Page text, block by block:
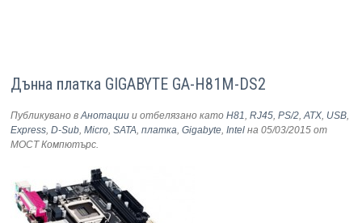
Дънна платка GIGABYTE GA-H81M-DS2
Публикувано вАнотации и отбелязано катоH81,RJ45,PS/2,ATX, USB,
Express,D-Sub,Micro,SATA,платка,Gigabyte,Intel на 05/03/2015 от
МОСТ Компютърс.